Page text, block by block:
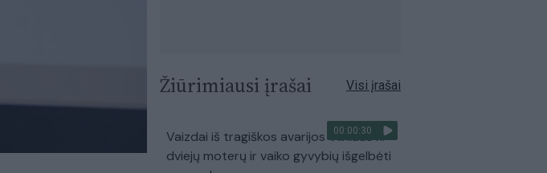
Žiūrimiausi įrašai Visi įrašai
00:00:30
Vaizdai iš tragiškos avarijos Vilniaus r.:
dviejų moterų ir vaiko gyvybių išgelbėti